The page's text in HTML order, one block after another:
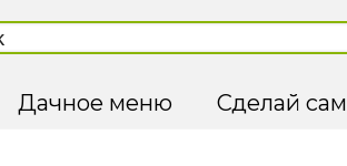
Дачное меню Сделай сам